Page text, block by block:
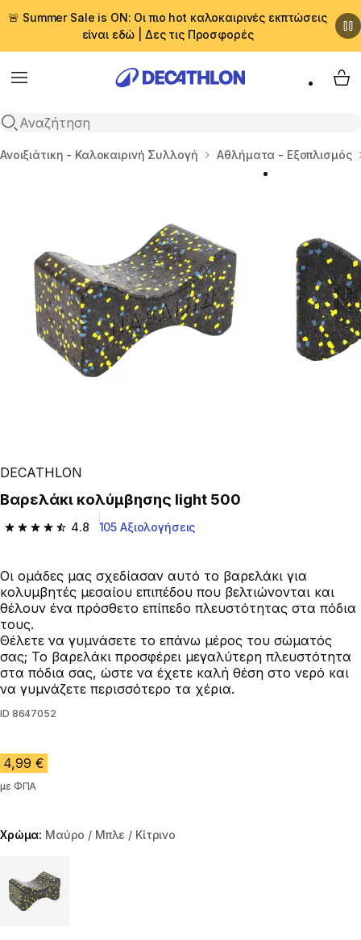
🚨 Summer Sale is ON: Οι πιο hot καλοκαιρινές εκπτώσεις
είναι εδώ | Δες τις Προσφορές
Menu
Αναζήτηση
My
Αρχική σελίδα
Ανοιξιάτικη - Καλοκαιρινή Συλλογή Αθλήματα - Εξοπλισμός
DECATHLON
Βαρελάκι κολύμβησης light 500
4.8
4.8 out of 5 stars from 105 reviews
105 Αξιολογήσεις
Οι ομάδες μας σχεδίασαν αυτό το βαρελάκι για
κολυμβητές μεσαίου επιπέδου που βελτιώνονται και
θέλουν ένα πρόσθετο επίπεδο πλευστότητας στα πόδια
τους.
Θέλετε να γυμνάσετε το επάνω μέρος του σώματός
σας; Το βαρελάκι προσφέρει μεγαλύτερη πλευστότητα
στα πόδια σας, ώστε να έχετε καλή θέση στο νερό και
να γυμνάζετε περισσότερο τα χέρια.
ID 8647052
4,99 €
με ΦΠΑ
Χρώμα: Μαύρο / Μπλε / Κίτρινο